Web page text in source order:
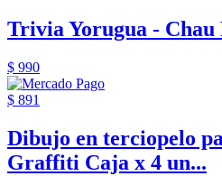
Trivia Yorugua - Chau
$ 990
$ 891
Dibujo en terciopelo
Graffiti Caja x 4 un...